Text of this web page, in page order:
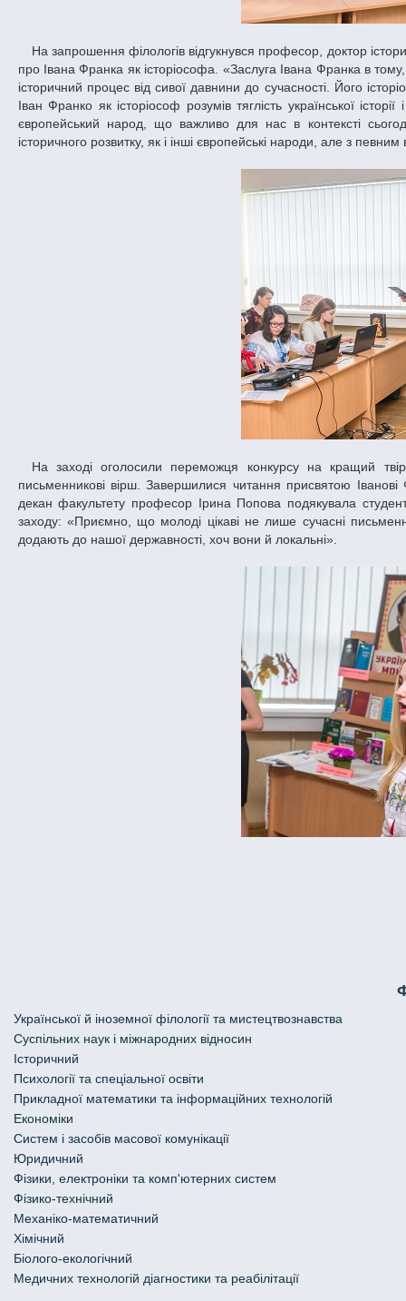
На запрошення філологів відгукнувся професор, доктор історичних наук, декан історичного факультету ДНУ Сергій Світленко, який розповів
про Івана Франка як історіософа. «Заслуга Івана Франка в
історичний процес від сивої давнини до сучасності. Його
Іван Франко як історіософ розумів тяглість української
європейський народ, що важливо для нас в контексті
історичного розвитку, як і інші європейські народи, але з
На заході оголосили переможця конкурсу на кращий твір про Івана Франка. Ним стала студентка Марія Шмідт, яка присвятила
письменникові вірш. Завершилися читання присвятою
декан факультету професор Ірина Попова подякувала
заходу: «Приємно, що молоді цікаві не лише сучасні
додають до нашої державності, хоч вони й локальні».
Української й іноземної філології та мистецтвознавства
Cуспільних наук і міжнародних відносин
Історичний
Психології та спеціальної освіти
Прикладної математики та інформаційних технологій
Економіки
Систем і засобів масової комунікації
Юридичний
Фізики, електроніки та комп'ютерних систем
Фізико-технічний
Механіко-математичний
Хімічний
Біолого-екологічний
Медичних технологій діагностики та реабілітації